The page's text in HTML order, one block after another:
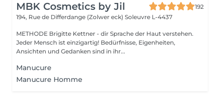
MBK Cosmetics by Jil
192
194, Rue de Differdange (Zolwer eck) Soleuvre L-4437
METHODE Brigitte Kettner - dir Sprache der Haut verstehen.
Jeder Mensch ist einzigartig! Bedürfnisse, Eigenheiten,
Ansichten und Gedanken sind in ihr...
Manucure
Manucure Homme